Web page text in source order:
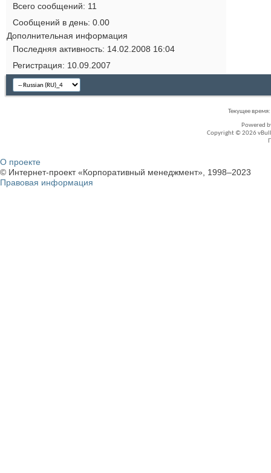
Всего сообщений
11
Сообщений в день 0.00
Дополнительная информация
Последняя активность 14.02.2008 16:04
Регистрация
10.09.2007
Текущее время:
Powered
Copyright © 2026
О проекте
© Интернет-проект «Корпоративный менеджмент», 1998–2023
Правовая информация